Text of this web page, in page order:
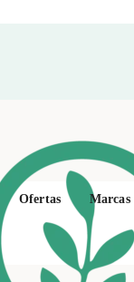
Ofertas Marcas